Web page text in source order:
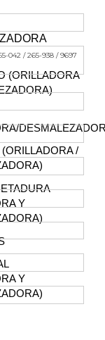
(ORILLADORA
/
Y
Y
042 / 265-938 / 9697